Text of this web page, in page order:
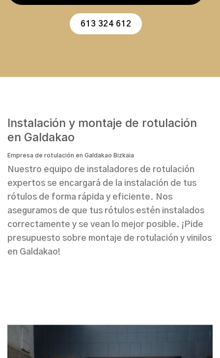
613 324 612
Instalación y montaje de rotulación
en Galdakao
Empresa de rotulación en Galdakao Bizkaia
Nuestro equipo de instaladores de rotulación
expertos se encargará de la instalación de tus
rótulos de forma rápida y eficiente. Nos
aseguramos de que tus rótulos estén instalados
correctamente y se vean lo mejor posible. ¡Pide
presupuesto sobre montaje de rotulación y vinilos
en Galdakao!